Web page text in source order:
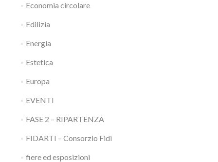
Economia circolare
Edilizia
Energia
Estetica
Europa
EVENTI
FASE 2 – RIPARTENZA
FIDARTI – Consorzio Fidi
fiere ed esposizioni